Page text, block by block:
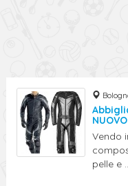
Vendo
pelle e